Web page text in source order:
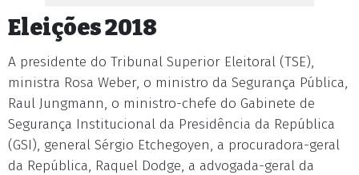
Eleições 2018
A presidente do Tribunal Superior Eleitoral (TSE),
ministra Rosa Weber, o ministro da Segurança Pública,
Raul Jungmann, o ministro-chefe do Gabinete de
Segurança Institucional da Presidência da República
(GSI), general Sérgio Etchegoyen, a procuradora-geral
da República, Raquel Dodge, a advogada-geral da